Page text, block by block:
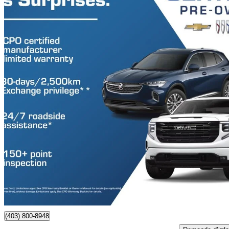
2024 Chevrolet Silverado 1500
RST Crew Cab 4WD
50 508 $ Affaire
Occasion
Claresholm, AB
(403) 800-8948